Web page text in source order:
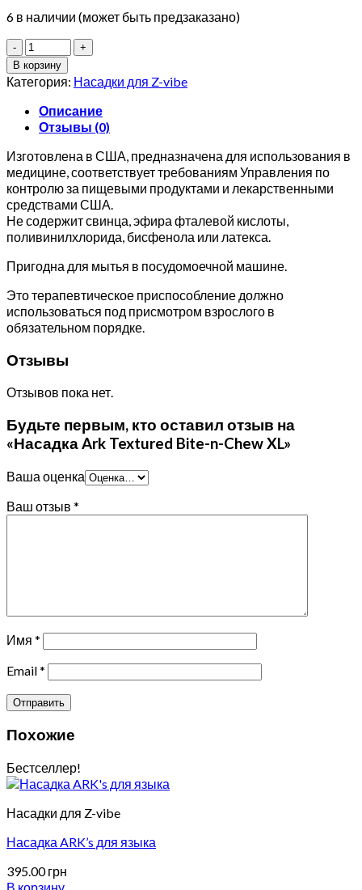
6 в наличии (может быть предзаказано)
Количество
товара
Насадка
Textured
Bite-
Chew
XL
В корзину
Категория: Насадки для Z-vibe
Описание
Отзывы (0)
Изготовлена в США, предназначена для использования в
медицине, соответствует требованиям Управления по
контролю за пищевыми продуктами и лекарственными
средствами США.
Не содержит свинца, эфира фталевой кислоты,
поливинилхлорида, бисфенола или латекса.
Пригодна для мытья в посудомоечной машине.
Это терапевтическое приспособление должно
использоваться под присмотром взрослого в
обязательном порядке.
Отзывы
Отзывов пока нет.
Будьте первым, кто оставил отзыв на
«Насадка Ark Textured Bite-n-Chew XL»
Ваша оценка
Ваш отзыв *
Имя *
Email*
Похожие
Бестселлер!
Насадки для Z-vibe
Насадка ARK’s для языка
395.00грн